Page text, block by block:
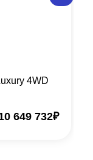
4WD
649 732₽